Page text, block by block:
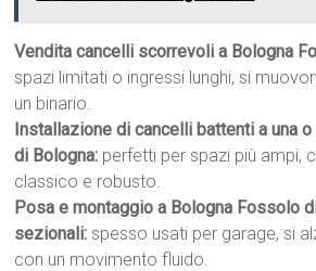
Vendita cancelli scorrevoli a Bologna
spazi limitati o ingressi lunghi, si
un binario.
Installazione di cancelli battenti a una
di Bologna: perfetti per spazi più ampi,
classico e robusto.
Posa e montaggio a Bologna Fossolo
sezionali: spesso usati per garage, si
con un movimento fluido.